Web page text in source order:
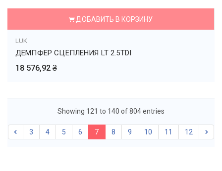
ДОБАВИТЬ В КОРЗИНУ
LUK
ДЕМПФЕР СЦЕПЛЕНИЯ LT 2.5TDI
18 576,92 ₴
Showing 121 to 140 of 804 entries
3 4 5 6 7 8 9 10 11 12